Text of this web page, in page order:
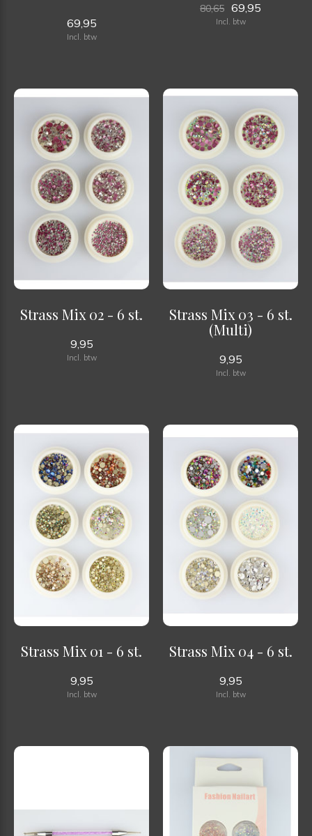
69,95
Incl. btw
80,65 69,95
Incl. btw
Strass Mix 02 - 6 st.
9,95
Incl. btw
Strass Mix 03 - 6 st.
(Multi)
9,95
Incl. btw
Strass Mix 01 - 6 st.
9,95
Incl. btw
Strass Mix 04 - 6 st.
9,95
Incl. btw